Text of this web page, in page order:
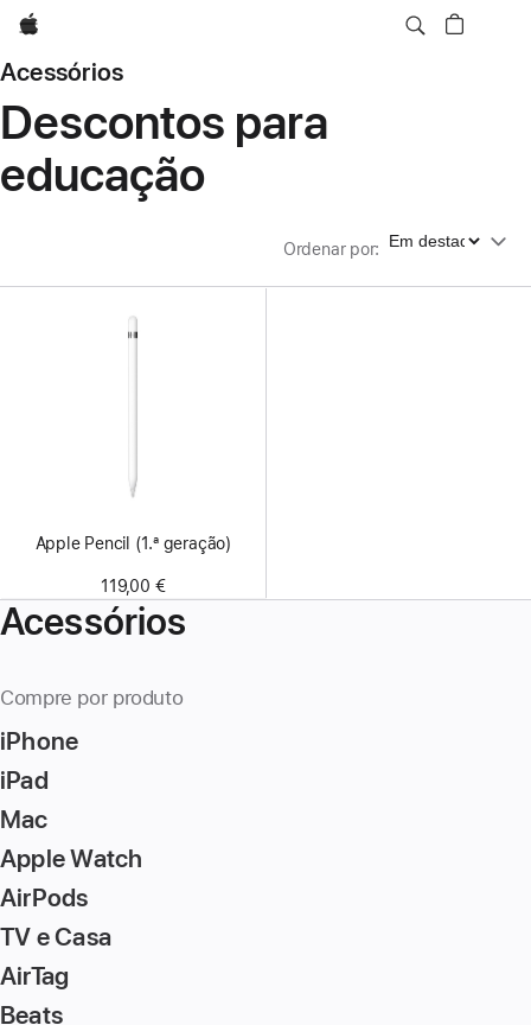
Apple
Acessórios
Descontos para
educação
Ordenar por: Ordenar por
Apple Pencil (1.ª geração)
119,00 €
Acessórios
Compre por produto
iPhone
iPad
Mac
Apple Watch
AirPods
TV e Casa
AirTag
Beats